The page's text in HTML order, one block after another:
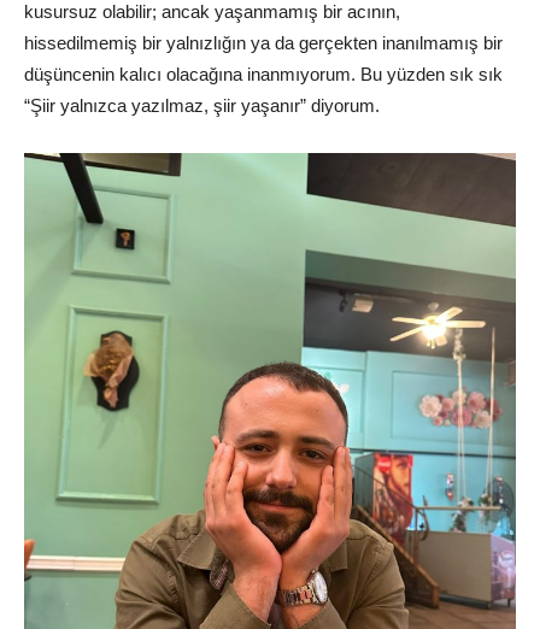
kusursuz olabilir; ancak yaşanmamış bir acının,
hissedilmemiş bir yalnızlığın ya da gerçekten inanılmamış bir
düşüncenin kalıcı olacağına inanmıyorum. Bu yüzden sık sık
“Şiir yalnızca yazılmaz, şiir yaşanır” diyorum.